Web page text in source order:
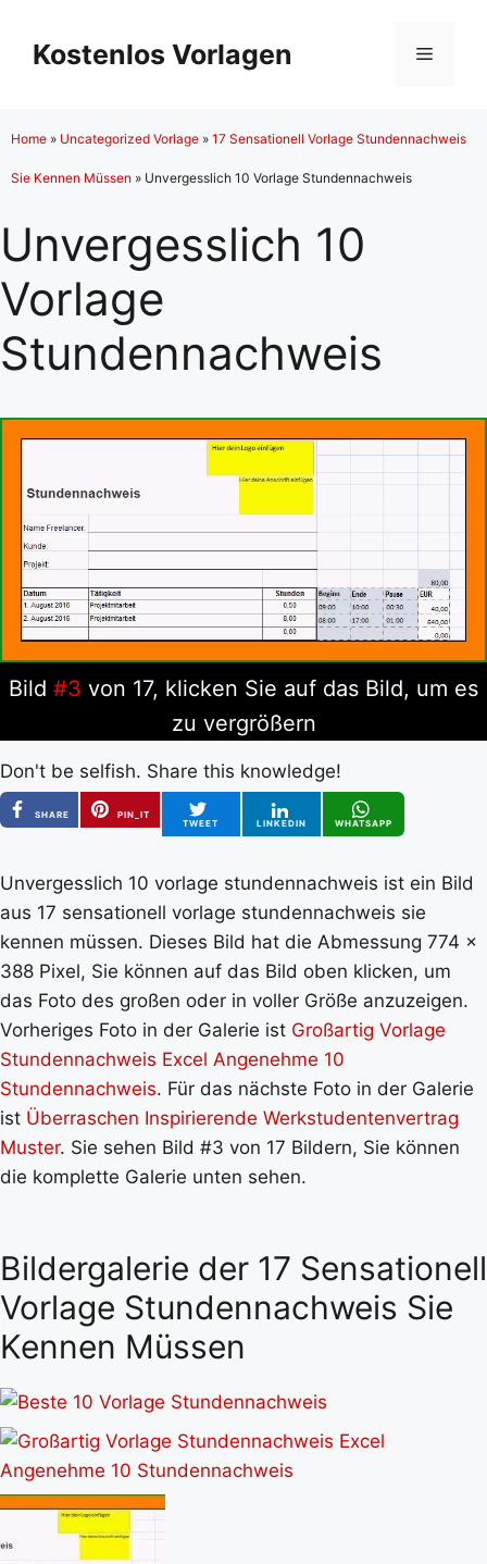
Inhalt
springen
Kostenlos Vorlagen Menü
Home » Uncategorized Vorlage » 17 Sensationell Vorlage Stundennachweis
Sie Kennen Müssen » Unvergesslich 10 Vorlage Stundennachweis
Unvergesslich 10
Vorlage
Stundennachweis
Bild #3 von 17, klicken Sie auf das Bild, um es
zu vergrößern
Don't be selfish. Share this knowledge!
SHARE
PIN_IT
TWEET
LINKEDIN WHATSAPP
Unvergesslich 10 vorlage stundennachweis ist ein Bild
aus 17 sensationell vorlage stundennachweis sie
kennen müssen. Dieses Bild hat die Abmessung 774 x
388 Pixel, Sie können auf das Bild oben klicken, um
das Foto des großen oder in voller Größe anzuzeigen.
Vorheriges Foto in der Galerie ist Großartig Vorlage
Stundennachweis Excel Angenehme 10
Stundennachweis. Für das nächste Foto in der Galerie
ist Überraschen Inspirierende Werkstudentenvertrag
Muster. Sie sehen Bild #3 von 17 Bildern, Sie können
die komplette Galerie unten sehen.
Bildergalerie der 17 Sensationell
Vorlage Stundennachweis Sie
Kennen Müssen